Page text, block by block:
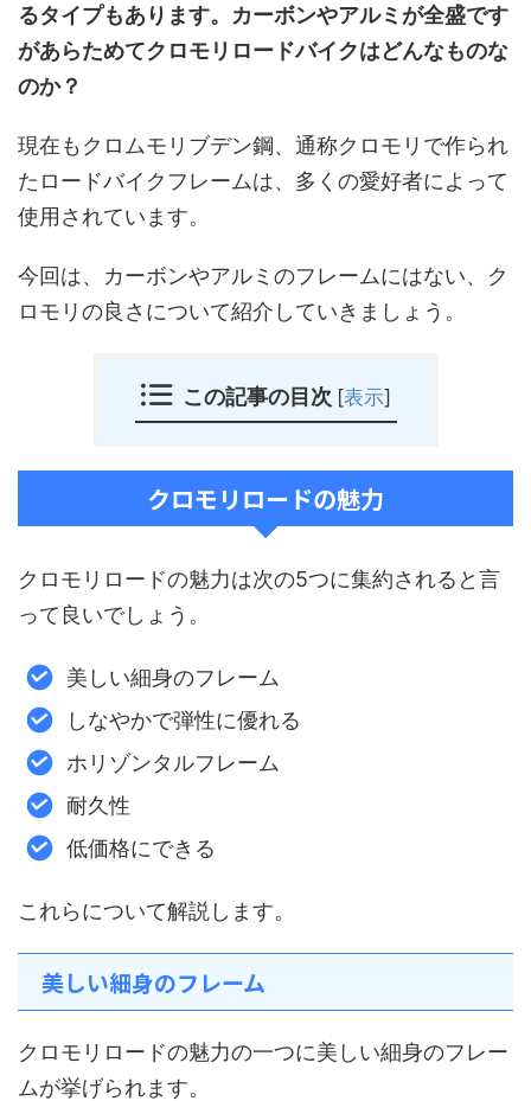
るタイプもあります。カーボンやアルミが全盛です
があらためてクロモリロードバイクはどんなものな
のか？
現在もクロムモリブデン鋼、通称クロモリで作られ
たロードバイクフレームは、多くの愛好者によって
使用されています。
今回は、カーボンやアルミのフレームにはない、ク
ロモリの良さについて紹介していきましょう。
この記事の目次 [表示]
クロモリロードの魅力
クロモリロードの魅力は次の5つに集約されると言
って良いでしょう。
美しい細身のフレーム
しなやかで弾性に優れる
ホリゾンタルフレーム
耐久性
低価格にできる
これらについて解説します。
美しい細身のフレーム
クロモリロードの魅力の一つに美しい細身のフレー
ムが挙げられます。